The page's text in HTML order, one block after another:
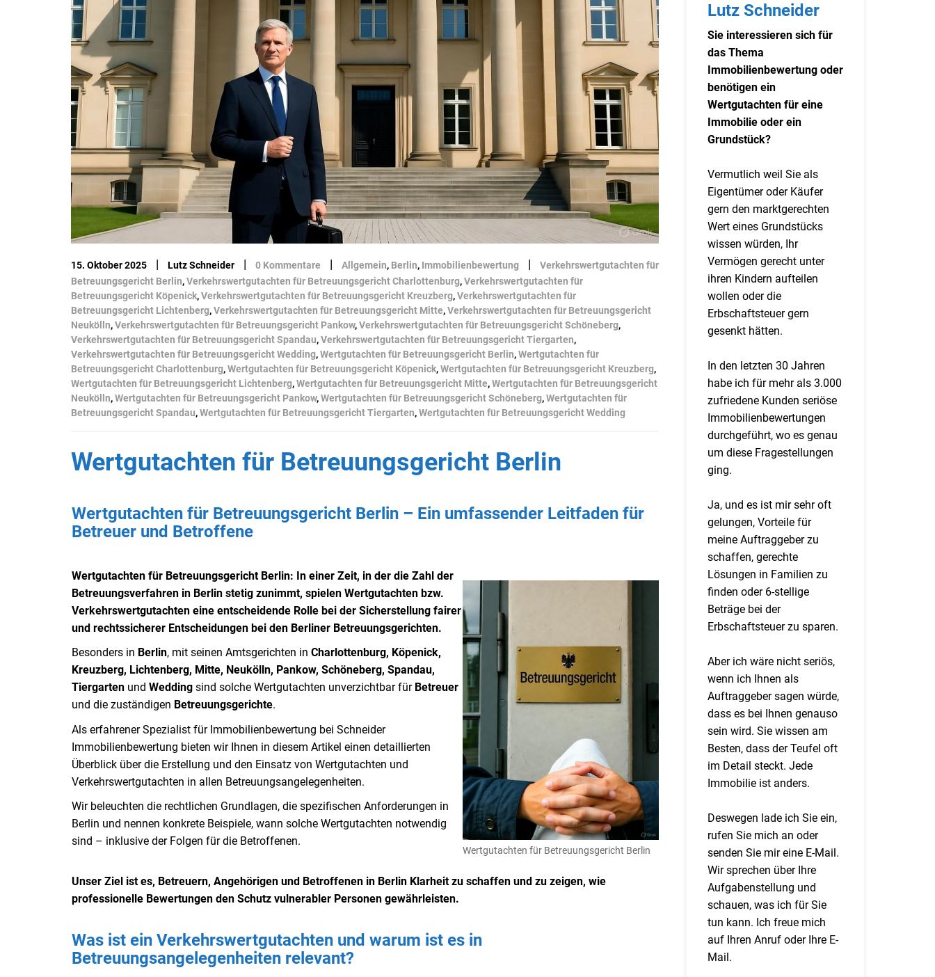
15. Oktober 2025 | Lutz Schneider | 0 Kommentare | Allgemein, Berlin, Immobilienbewertung |
Verkehrswertgutachten für
Betreuungsgericht Berlin,Verkehrswertgutachten für Betreuungsgericht Charlottenburg,Verkehrswertgutachten für
Betreuungsgericht Köpenick,Verkehrswertgutachten für Betreuungsgericht Kreuzberg,Verkehrswertgutachten für
Betreuungsgericht Lichtenberg,Verkehrswertgutachten für Betreuungsgericht Mitte,Verkehrswertgutachten für Betreuungsgericht
Neukölln,Verkehrswertgutachten für Betreuungsgericht Pankow,Verkehrswertgutachten für Betreuungsgericht Schöneberg,
Verkehrswertgutachten für Betreuungsgericht Spandau,Verkehrswertgutachten für Betreuungsgericht Tiergarten,
Verkehrswertgutachten für Betreuungsgericht Wedding,Wertgutachten für Betreuungsgericht Berlin,Wertgutachten für
Betreuungsgericht Charlottenburg,Wertgutachten für Betreuungsgericht Köpenick,Wertgutachten für Betreuungsgericht Kreuzberg,
Wertgutachten für Betreuungsgericht Lichtenberg,Wertgutachten für Betreuungsgericht Mitte,Wertgutachten für Betreuungsgericht
Neukölln,Wertgutachten für Betreuungsgericht Pankow,Wertgutachten für Betreuungsgericht Schöneberg,Wertgutachten für
Betreuungsgericht Spandau,Wertgutachten für Betreuungsgericht Tiergarten,Wertgutachten für Betreuungsgericht Wedding
Wertgutachten für Betreuungsgericht Berlin
Wertgutachten für Betreuungsgericht Berlin – Ein umfassender Leitfaden für
Betreuer und Betroffene
Wertgutachten für Betreuungsgericht Berlin: In einer Zeit, in der die Zahl der
Betreuungsverfahren in Berlin stetig zunimmt, spielen Wertgutachten bzw.
Verkehrswertgutachten eine entscheidende Rolle bei der Sicherstellung fairer
und rechtssicherer Entscheidungen bei den Berliner Betreuungsgerichten.
Besonders in Berlin, mit seinen Amtsgerichten in Charlottenburg, Köpenick,
Kreuzberg, Lichtenberg, Mitte, Neukölln, Pankow, Schöneberg, Spandau,
Tiergarten und Wedding sind solche Wertgutachten unverzichtbar für Betreuer
und die zuständigen Betreuungsgerichte.
Als erfahrener Spezialist für Immobilienbewertung bei Schneider
Immobilienbewertung bieten wir Ihnen in diesem Artikel einen detaillierten
Überblick über die Erstellung und den Einsatz von Wertgutachten und
Verkehrswertgutachten in allen Betreuungsangelegenheiten.
Wir beleuchten die rechtlichen Grundlagen, die spezifischen Anforderungen in
Berlin und nennen konkrete Beispiele, wann solche Wertgutachten notwendig
sind – inklusive der Folgen für die Betroffenen.
Wertgutachten für Betreuungsgericht Berlin
Unser Ziel ist es, Betreuern, Angehörigen und Betroffenen in Berlin Klarheit zu schaffen und zu zeigen, wie
professionelle Bewertungen den Schutz vulnerabler Personen gewährleisten.
Was ist ein Verkehrswertgutachten und warum ist es in
Betreuungsangelegenheiten relevant?
Lutz Schneider
Sie interessieren sich für
das Thema
Immobilienbewertung oder
benötigen ein
Wertgutachten für eine
Immobilie oder ein
Grundstück?
Vermutlich weil Sie als
Eigentümer oder Käufer
gern den marktgerechten
Wert eines Grundstücks
wissen würden, Ihr
Vermögen gerecht unter
ihren Kindern aufteilen
wollen oder die
Erbschaftsteuer gern
gesenkt hätten.
In den letzten 30 Jahren
habe ich für mehr als 3.000
zufriedene Kunden seriöse
Immobilienbewertungen
durchgeführt, wo es genau
um diese Fragestellungen
ging.
Ja, und es ist mir sehr oft
gelungen, Vorteile für
meine Auftraggeber zu
schaffen, gerechte
Lösungen in Familien zu
finden oder 6-stellige
Beträge bei der
Erbschaftsteuer zu sparen.
Aber ich wäre nicht seriös,
wenn ich Ihnen als
Auftraggeber sagen würde,
dass es bei Ihnen genauso
sein wird. Sie wissen am
Besten, dass der Teufel oft
im Detail steckt. Jede
Immobilie ist anders.
Deswegen lade ich Sie ein,
rufen Sie mich an oder
senden Sie mir eine E-Mail.
Wir sprechen über Ihre
Aufgabenstellung und
schauen, was ich für Sie
tun kann. Ich freue mich
auf Ihren Anruf oder Ihre E-
Mail.